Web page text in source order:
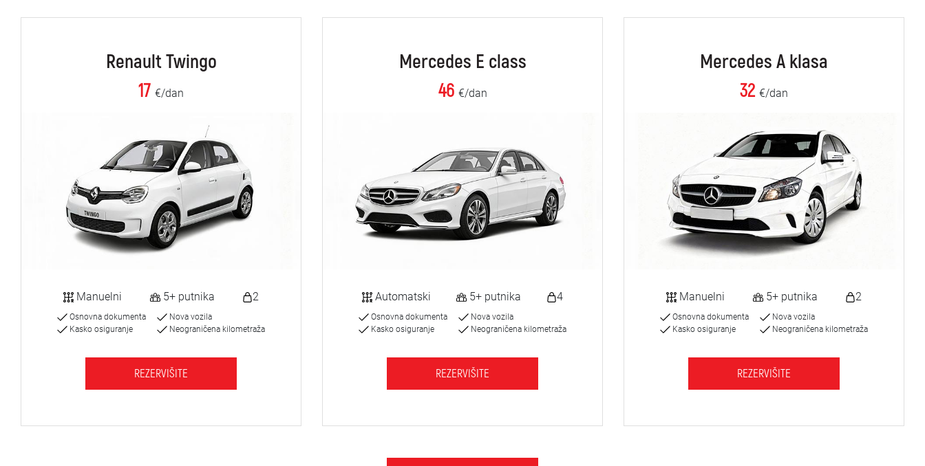
Renault Twingo
17 €/dan
Manuelni 5+ putnika 2
Osnovna dokumenta
Kasko osiguranje
Nova vozila
Neograničena kilometraža
REZERVIŠITE
Mercedes E class
46 €/dan
Automatski 5+ putnika 4
Osnovna dokumenta
Kasko osiguranje
Nova vozila
Neograničena kilometraža
REZERVIŠITE
Mercedes A klasa
32 €/dan
Manuelni 5+ putnika 2
Osnovna dokumenta
Kasko osiguranje
Nova vozila
Neograničena kilometraža
REZERVIŠITE